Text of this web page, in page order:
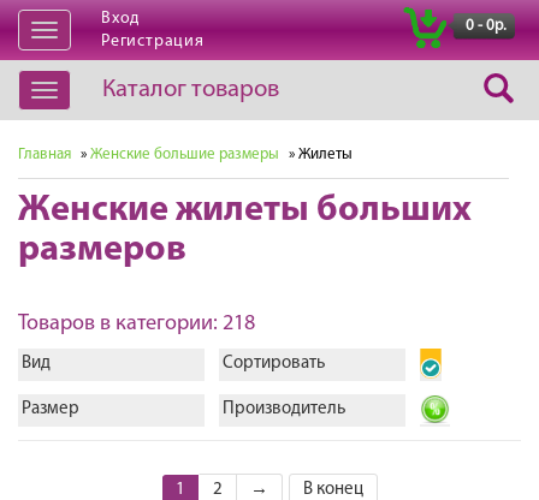
Открыть
навигацию
Вход
Регистрация
0 - 0р.
Открыть
навигацию
Каталог товаров
Главная » Женские большие размеры » Жилеты
Женские жилеты больших
размеров
Товаров в категории: 218
Вид Сортировать
Размер Производитель
1 2 → В конец